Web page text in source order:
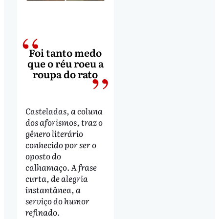
Foi tanto medo
que o réu roeu a
roupa do rato
Casteladas, a coluna
dos aforismos, traz o
gênero literário
conhecido por ser o
oposto do
calhamaço.A frase
curta, de alegria
instantânea, a
serviço do humor
refinado.